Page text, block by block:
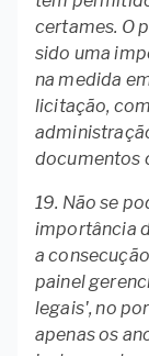
certames. O
sido uma
na medida
licitação,
documentos
19. Não se
importância
a
painel
legais', no
apenas os